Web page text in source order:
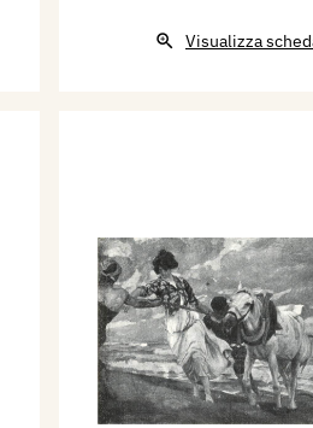
Visualizza